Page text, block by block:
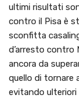
ultimi risultati
contro il Pisa è
sconfitta
d’arresto contro
ancora da
quello di tornare
evitando ulteriori